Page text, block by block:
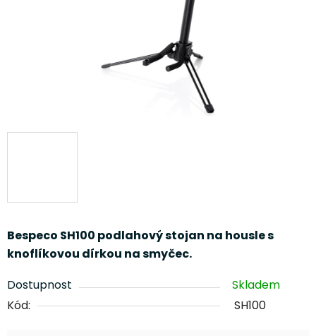
Bespeco SH100 podlahový stojan na housle s
knoflíkovou dírkou na smyčec.
Dostupnost
Skladem
Kód:
SH100